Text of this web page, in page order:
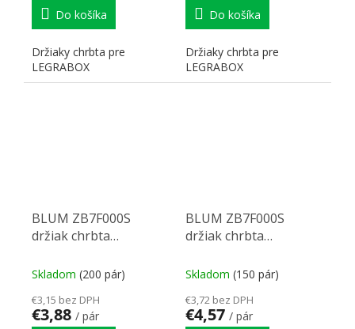
Do košíka
Držiaky chrbta pre
LEGRABOX
Do košíka
Držiaky chrbta pre
LEGRABOX
BLUM ZB7F000S
držiak chrbta
Skladom (200 pár)
€3,15 bez DPH
€3,88 / pár
BLUM ZB7F000S
držiak chrbta
čierna CS-M
Skladom (150 pár)
€3,72 bez DPH
€4,57 / pár